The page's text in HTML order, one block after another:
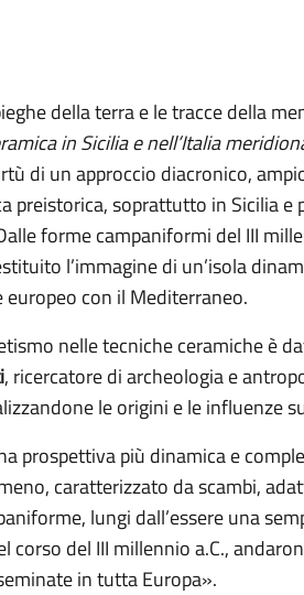
della terra e le tracce della
in Sicilia e nell’Italia
di un approccio diacronico,
preistorica, soprattutto in Sicilia e
forme campaniformi del III
l’immagine di un’isola
con il Mediterraneo.
nelle tecniche ceramiche è
, ricercatore di archeologia e
le origini e le influenze
prospettiva più dinamica e
caratterizzato da scambi,
lungi dall’essere una
corso del III millennio a.C.,
in tutta Europa».